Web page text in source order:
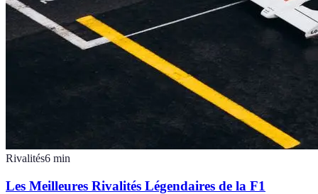
Rivalités6 min
Les Meilleures Rivalités Légendaires de la F1